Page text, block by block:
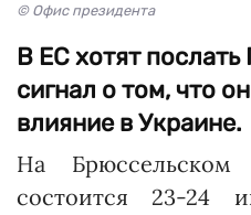
© Офис президента
В ЕС хотят послать
сигнал о том, что
влияние в Украине.
На Брюссельском
состоится 23-24